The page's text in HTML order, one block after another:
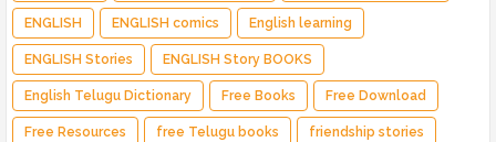
ENGLISH ENGLISH comics English learning
ENGLISH Stories ENGLISH Story BOOKS
English Telugu Dictionary Free Books Free Download
Free Resources free Telugu books friendship stories